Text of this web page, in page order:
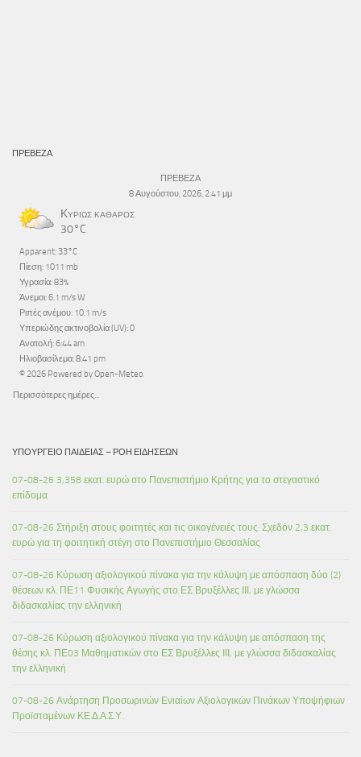
ΠΡΕΒΕΖΑ
ΠΡΕΒΕΖΑ
8 Αυγούστου, 2026, 2:41 μμ
Κυρίως καθαρός
30°C
Apparent: 33°C
Πίεση: 1011 mb
Υγρασία: 83%
Άνεμοι: 6.1 m/s W
Ριπές ανέμου: 10.1 m/s
Υπεριώδης ακτινοβολία (UV): 0
Ανατολή: 6:44 am
Ηλιοβασίλεμα: 8:41 pm
© 2026 Powered by Open-Meteo
Περισσότερες ημέρες...
ΥΠΟΥΡΓΕΊΟ ΠΑΙΔΕΊΑΣ – ΡΟΉ ΕΙΔΉΣΕΩΝ
07-08-26 3,358 εκατ. ευρώ στο Πανεπιστήμιο Κρήτης για το στεγαστικό
επίδομα
07-08-26 Στήριξη στους φοιτητές και τις οικογένειές τους: Σχεδόν 2,3 εκατ.
ευρώ για τη φοιτητική στέγη στο Πανεπιστήμιο Θεσσαλίας
07-08-26 Κύρωση αξιολογικού πίνακα για την κάλυψη με απόσπαση δύο (2)
θέσεων κλ. ΠΕ11 Φυσικής Αγωγής στο ΕΣ Βρυξέλλες ΙΙΙ, με γλώσσα
διδασκαλίας την ελληνική
07-08-26 Κύρωση αξιολογικού πίνακα για την κάλυψη με απόσπαση της
θέσης κλ. ΠΕ03 Μαθηματικών στο ΕΣ Βρυξέλλες ΙΙΙ, με γλώσσα διδασκαλίας
την ελληνική
07-08-26 Ανάρτηση Προσωρινών Ενιαίων Αξιολογικών Πινάκων Υποψήφιων
Προϊσταμένων ΚΕ.Δ.Α.Σ.Υ.